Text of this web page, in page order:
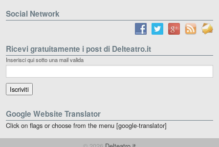
Social Network
Ricevi gratuitamente i post di Delteatro.it
Inserisci qui sotto una mail valida
Google Website Translator
Click on flags or choose from the menu [google-translator]